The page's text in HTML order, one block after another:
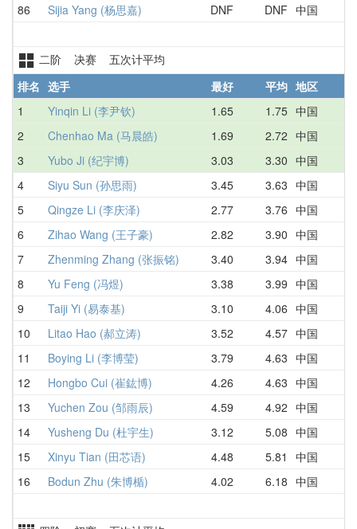
86 Sijia Yang (杨思嘉) DNF DNF 中国
二阶 决赛 五次计平均
排名 选手 最好 平均 地区
1
Yinqin Li (李尹钦) 1.65 1.75 中国
2 Chenhao Ma (马晨皓) 1.69 2.72 中国
3 Yubo Ji (纪宇博) 3.03 3.30 中国
4 Siyu Sun (孙思雨) 3.45 3.63 中国
5 Qingze Li (李庆泽) 2.77 3.76 中国
6 Zihao Wang (王子豪) 2.82 3.90 中国
7 Zhenming Zhang (张振铭) 3.40 3.94 中国
8 Yu Feng (冯煜) 3.38 3.99 中国
9 Taiji Yi (易泰基) 3.10 4.06 中国
10 Litao Hao (郝立涛) 3.52 4.57 中国
11 Boying Li (李博莹) 3.79 4.63 中国
12 Hongbo Cui (崔鈜博) 4.26 4.63 中国
13 Yuchen Zou (邹雨辰) 4.59 4.92 中国
14 Yusheng Du (杜宇生) 3.12 5.08 中国
15 Xinyu Tian (田芯语) 4.48 5.81 中国
16 Bodun Zhu (朱博楯) 4.02 6.18 中国